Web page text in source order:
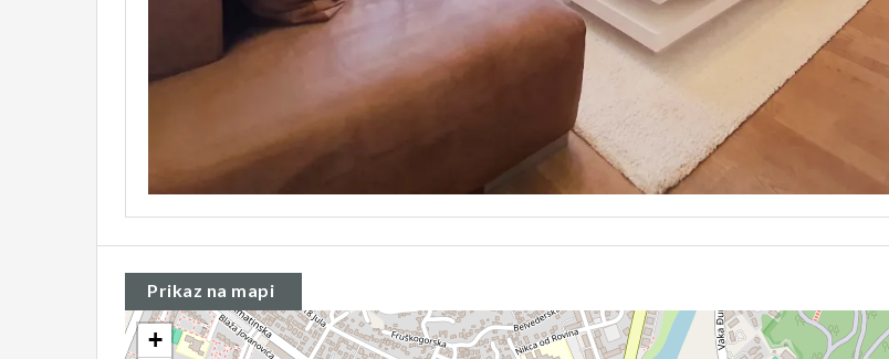
Prikaz na mapi
+